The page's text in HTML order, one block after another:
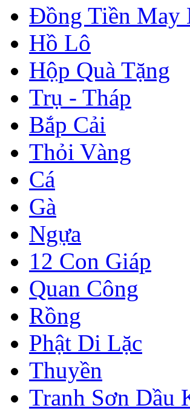
Đồng Tiền May
Hồ Lô
Hộp Quà Tặng
Trụ - Tháp
Bắp Cải
Thỏi Vàng
Cá
Gà
Ngựa
12 Con Giáp
Quan Công
Rồng
Phật Di Lặc
Thuyền
Tranh Sơn Dầu